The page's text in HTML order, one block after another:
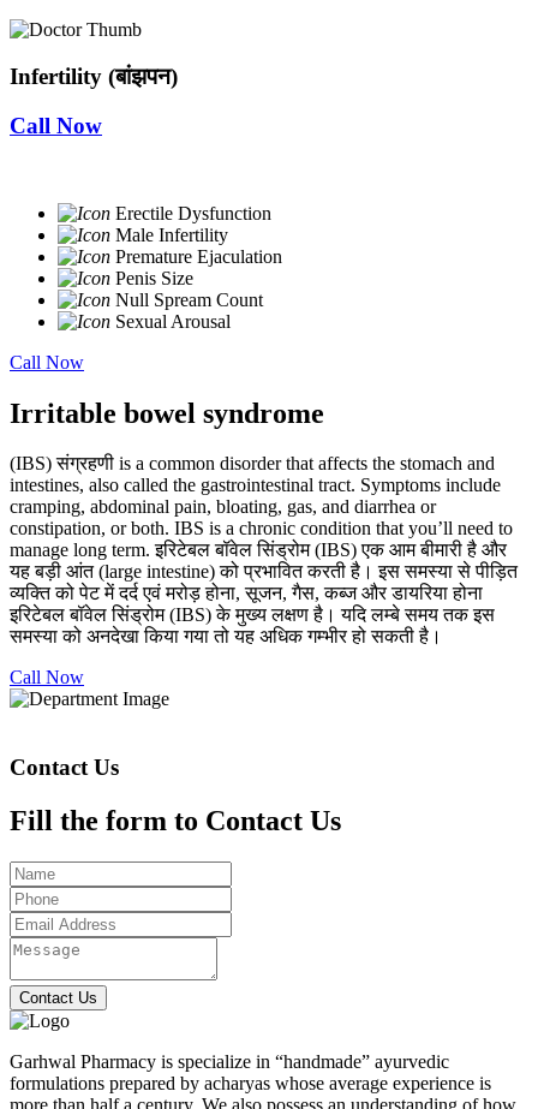
Infertility (बांझपन)
Call Now
Erectile Dysfunction
Male Infertility
Premature Ejaculation
Penis Size
Null Spream Count
Sexual Arousal
Call Now
Irritable bowel syndrome
(IBS) संग्रहणी is a common disorder that affects the stomach and
intestines, also called the gastrointestinal tract. Symptoms include
cramping, abdominal pain, bloating, gas, and diarrhea or
constipation, or both. IBS is a chronic condition that you’ll need to
manage long term. इरिटेबल बॉवेल सिंड्रोम (IBS) एक आम बीमारी है और
यह बड़ी आंत (large intestine) को प्रभावित करती है। इस समस्या से पीड़ित
व्यक्ति को पेट में दर्द एवं मरोड़ होना, सूजन, गैस, कब्ज और डायरिया होना
इरिटेबल बॉवेल सिंड्रोम (IBS) के मुख्य लक्षण है। यदि लम्बे समय तक इस
समस्या को अनदेखा किया गया तो यह अधिक गम्भीर हो सकती है।
Call Now
Contact Us
Fill the form to Contact Us
Contact Us
Garhwal Pharmacy is specialize in “handmade” ayurvedic
formulations prepared by acharyas whose average experience is
more than half a century. We also possess an understanding of how